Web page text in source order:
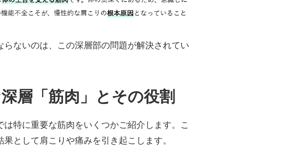
ないのは、この深層部の問題が解決されてい
層「筋肉」とその役割
特に重要な筋肉をいくつかご紹介します。こ
として肩こりや痛みを引き起こします。